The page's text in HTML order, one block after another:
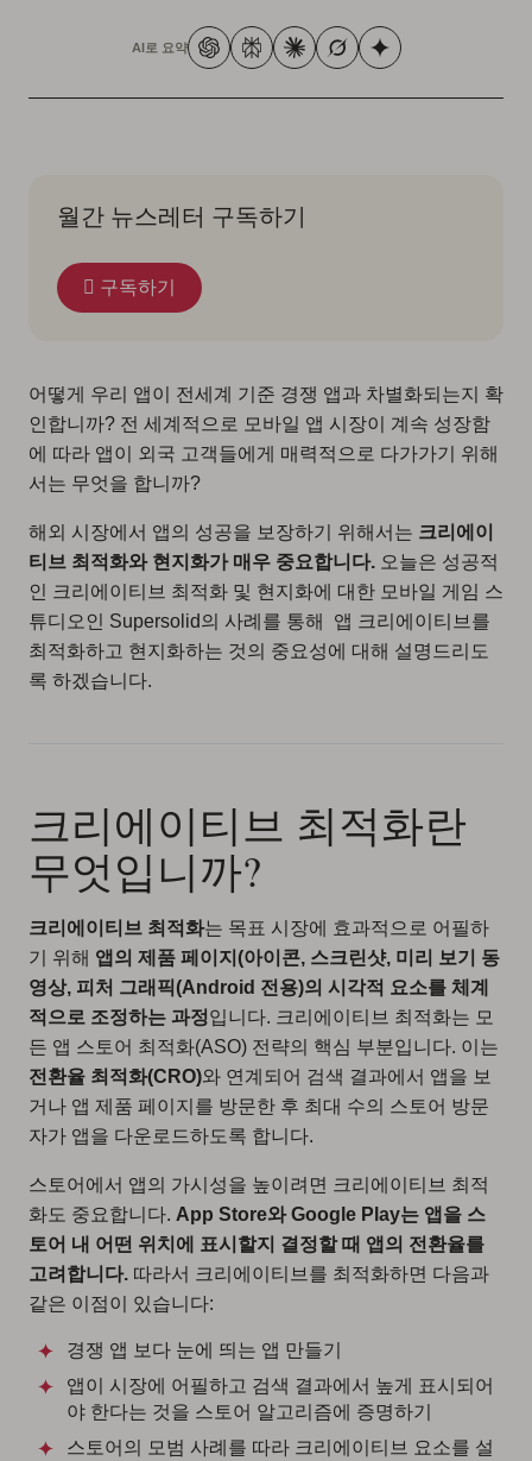
AI로 요약
월간 뉴스레터 구독하기
구독하기
어떻게 우리 앱이 전세계 기준 경쟁 앱과 차별화되는지 확
인합니까? 전 세계적으로 모바일 앱 시장이 계속 성장함
에 따라 앱이 외국 고객들에게 매력적으로 다가가기 위해
서는 무엇을 합니까?
해외 시장에서 앱의 성공을 보장하기 위해서는 크리에이
티브 최적화와 현지화가 매우 중요합니다. 오늘은 성공적
인 크리에이티브 최적화 및 현지화에 대한 모바일 게임 스
튜디오인 Supersolid의 사례를 통해 앱 크리에이티브를
최적화하고 현지화하는 것의 중요성에 대해 설명드리도
록 하겠습니다.
크리에이티브 최적화란
무엇입니까?
크리에이티브 최적화는 목표 시장에 효과적으로 어필하
기 위해 앱의 제품 페이지(아이콘, 스크린샷, 미리 보기 동
영상, 피처 그래픽(Android 전용)의 시각적 요소를 체계
적으로 조정하는 과정입니다. 크리에이티브 최적화는 모
든 앱 스토어 최적화(ASO) 전략의 핵심 부분입니다. 이는
전환율 최적화(CRO)와 연계되어 검색 결과에서 앱을 보
거나 앱 제품 페이지를 방문한 후 최대 수의 스토어 방문
자가 앱을 다운로드하도록 합니다.
스토어에서 앱의 가시성을 높이려면 크리에이티브 최적
화도 중요합니다. App Store와 Google Play는 앱을 스
토어 내 어떤 위치에 표시할지 결정할 때 앱의 전환율를
고려합니다. 따라서 크리에이티브를 최적화하면 다음과
같은 이점이 있습니다:
경쟁 앱 보다 눈에 띄는 앱 만들기
앱이 시장에 어필하고 검색 결과에서 높게 표시되어
야 한다는 것을 스토어 알고리즘에 증명하기
스토어의 모범 사례를 따라 크리에이티브 요소를 설